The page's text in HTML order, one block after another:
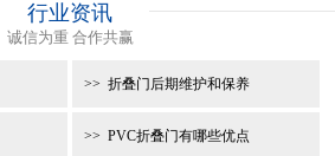
行业资讯
诚信为重 合作共赢
折叠门后期维护和保养
PVC折叠门有哪些优点